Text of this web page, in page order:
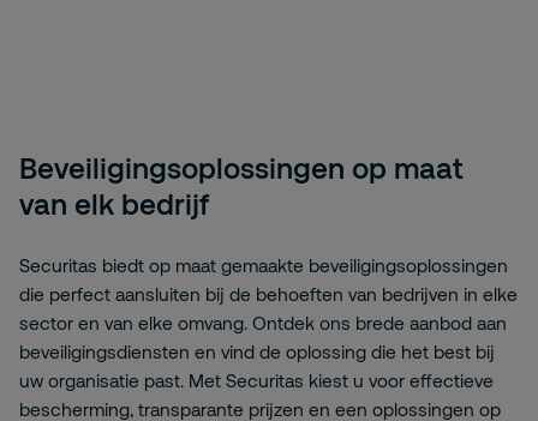
Beveiligingsoplossingen op maat
van elk bedrijf
Securitas biedt op maat gemaakte beveiligingsoplossingen
die perfect aansluiten bij de behoeften van bedrijven in elke
sector en van elke omvang. Ontdek ons brede aanbod aan
beveiligingsdiensten en vind de oplossing die het best bij
uw organisatie past. Met Securitas kiest u voor effectieve
bescherming, transparante prijzen en een oplossingen op